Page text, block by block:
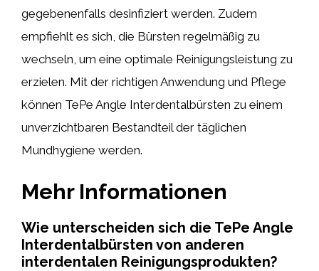
gegebenenfalls desinfiziert werden. Zudem
empfiehlt es sich, die Bürsten regelmäßig zu
wechseln, um eine optimale Reinigungsleistung zu
erzielen. Mit der richtigen Anwendung und Pflege
können TePe Angle Interdentalbürsten zu einem
unverzichtbaren Bestandteil der täglichen
Mundhygiene werden.
Mehr Informationen
Wie unterscheiden sich die TePe Angle
Interdentalbürsten von anderen
interdentalen Reinigungsprodukten?